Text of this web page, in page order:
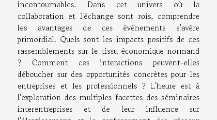
incontournables. Dans cet univers où la
collaboration et l'échange sont rois, comprendre
les avantages de ces événements s'avère
primordial. Quels sont les impacts positifs de ces
rassemblements sur le tissu économique normand
? Comment ces interactions peuvent-elles
déboucher sur des opportunités concrètes pour les
entreprises et les professionnels ? L'heure est à
l'exploration des multiples facettes des séminaires
interentreprises et de leur influence sur